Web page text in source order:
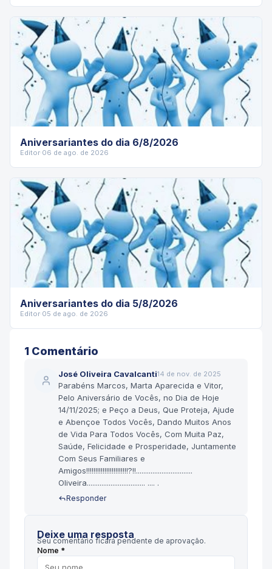
Aniversariantes do dia 6/8/2026
Editor·06 de ago. de 2026
Aniversariantes do dia 5/8/2026
Editor·05 de ago. de 2026
1 Comentário
José Oliveira Cavalcanti14 de nov. de 2025
Parabéns Marcos, Marta Aparecida e Vitor,
Pelo Aniversário de Vocês, no Dia de Hoje
14/11/2025; e Peço a Deus, Que Proteja, Ajude
e Abençoe Todos Vocês, Dando Muitos Anos
de Vida Para Todos Vocês, Com Muita Paz,
Saúde, Felicidade e Prosperidade, Juntamente
Com Seus Familiares e
Amigos!!!!!!!!!!!!!!!!!!!!!!!?!!...............................
Oliveira................................ .... .
Responder
Deixe uma resposta
Seu comentário ficará pendente de aprovação.
Nome *